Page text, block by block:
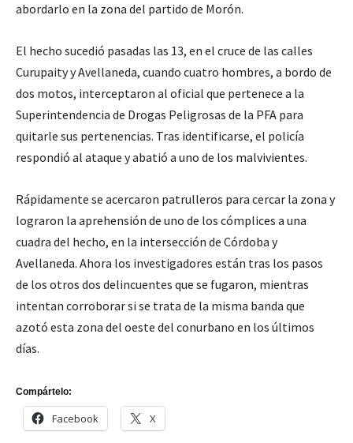
abordarlo en la zona del partido de Morón.
El hecho sucedió pasadas las 13, en el cruce de las calles
Curupaity y Avellaneda, cuando cuatro hombres, a bordo de
dos motos, interceptaron al oficial que pertenece a la
Superintendencia de Drogas Peligrosas de la PFA para
quitarle sus pertenencias. Tras identificarse, el policía
respondió al ataque y abatió a uno de los malvivientes.
Rápidamente se acercaron patrulleros para cercar la zona y
lograron la aprehensión de uno de los cómplices a una
cuadra del hecho, en la intersección de Córdoba y
Avellaneda. Ahora los investigadores están tras los pasos
de los otros dos delincuentes que se fugaron, mientras
intentan corroborar si se trata de la misma banda que
azotó esta zona del oeste del conurbano en los últimos
días.
Compártelo:
Facebook X